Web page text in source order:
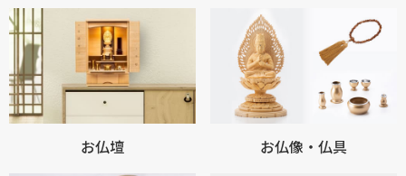
お仏壇 お仏像・仏具